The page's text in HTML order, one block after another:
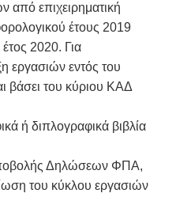
από επιχειρηματική
έτους 2019
2020. Για
εργασιών εντός του
βάσει του κύριου ΚΑΔ
ή διπλογραφικά βιβλία
Δηλώσεων ΦΠΑ,
του κύκλου εργασιών